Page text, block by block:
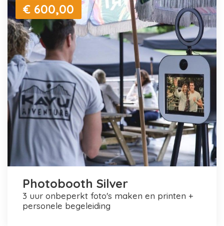
€ 600,00
Photobooth Silver
3 uur onbeperkt foto's maken en printen +
personele begeleiding